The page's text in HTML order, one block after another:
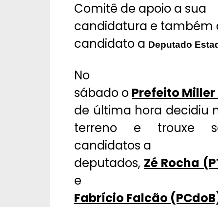
Comitê de apoio a sua
candidatura e também
candidato a Deputado
No
sábado o Prefeito Miller
de última hora decidiu
terreno e trouxe
candidatos a
deputados, Zé Rocha
e
Fabrício Falcão